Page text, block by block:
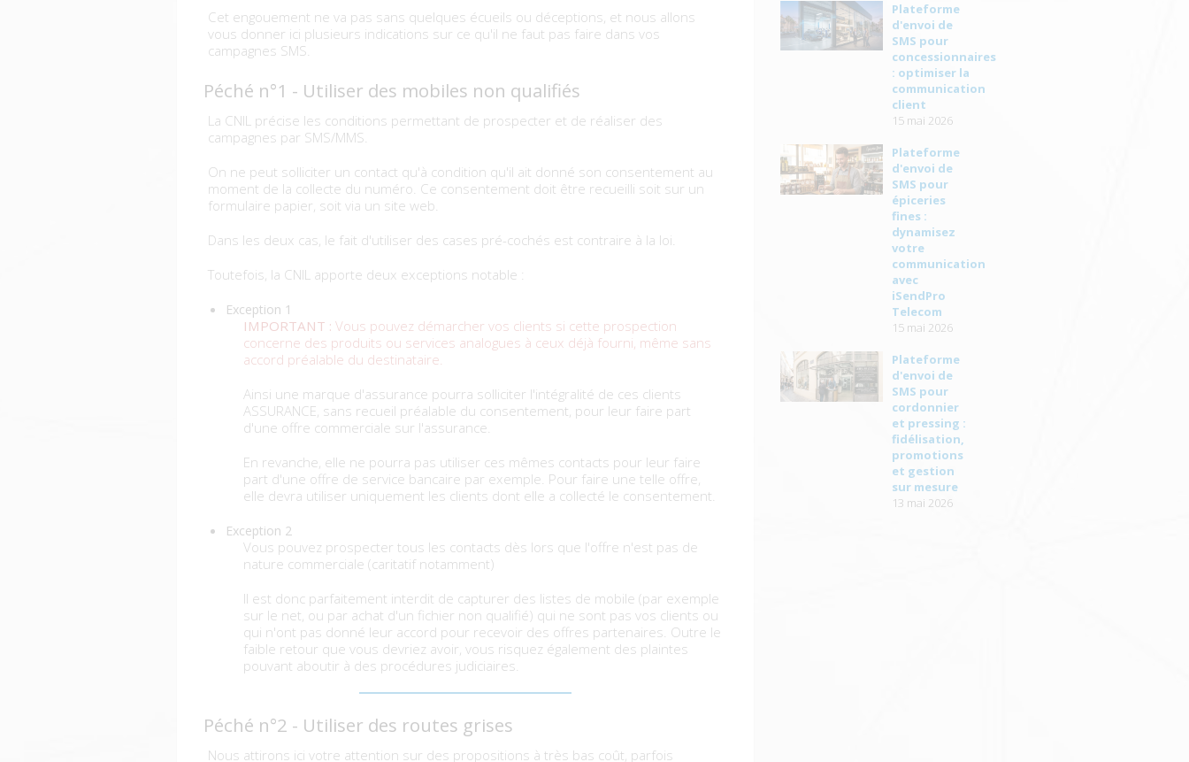
Cet engouement ne va pas sans quelques écueils ou déceptions, et nous allons
vous donner ici plusieurs indications sur ce qu'il ne faut pas faire dans vos
campagnes SMS.
Péché n°1 - Utiliser des mobiles non qualifiés
La CNIL précise les conditions permettant de prospecter et de réaliser des
campagnes par SMS/MMS.
On ne peut solliciter un contact qu'à condition qu'il ait donné son consentement au
moment de la collecte du numéro. Ce consentement doit être recueilli soit sur un
formulaire papier, soit via un site web.
Dans les deux cas, le fait d'utiliser des cases pré-cochés est contraire à la loi.
Toutefois, la CNIL apporte deux exceptions notable :
Exception 1
IMPORTANT : Vous pouvez démarcher vos clients si cette prospection
concerne des produits ou services analogues à ceux déjà fourni, même sans
accord préalable du destinataire.
Ainsi une marque d'assurance pourra solliciter l'intégralité de ces clients
ASSURANCE, sans recueil préalable du consentement, pour leur faire part
d'une offre commerciale sur l'assurance.
En revanche, elle ne pourra pas utiliser ces mêmes contacts pour leur faire
part d'une offre de service bancaire par exemple. Pour faire une telle offre,
elle devra utiliser uniquement les clients dont elle a collecté le consentement.
Exception 2
Vous pouvez prospecter tous les contacts dès lors que l'offre n'est pas de
nature commerciale (caritatif notamment)
Il est donc parfaitement interdit de capturer des listes de mobile (par exemple
sur le net, ou par achat d'un fichier non qualifié) qui ne sont pas vos clients ou
qui n'ont pas donné leur accord pour recevoir des offres partenaires. Outre le
faible retour que vous devriez avoir, vous risquez également des plaintes
pouvant aboutir à des procédures judiciaires.
Péché n°2 - Utiliser des routes grises
Nous attirons ici votre attention sur des propositions à très bas coût, parfois
Plateforme
d'envoi de
SMS pour
concessionnaires
: optimiser la
communication
client
15 mai 2026
Plateforme
d'envoi de
SMS pour
épiceries
fines :
dynamisez
votre
communication
avec
iSendPro
Telecom
15 mai 2026
Plateforme
d'envoi de
SMS pour
cordonnier
et pressing :
fidélisation,
promotions
et gestion
sur mesure
13 mai 2026